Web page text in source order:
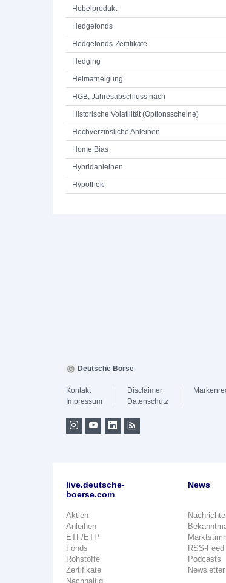
Hebelprodukt
Hedgefonds
Hedgefonds-Zertifikate
Hedging
Heimatneigung
HGB, Jahresabschluss nach
Historische Volatilität (Optionsscheine)
Hochverzinsliche Anleihen
Home Bias
Hybridanleihen
Hypothek
Deutsche Börse
Kontakt
Impressum
Disclaimer
Datenschutz
live.deutsche-
boerse.com
Aktien
Anleihen
ETF/ETP
Fonds
Rohstoffe
Zertifikate
Nachhaltig
News
RSS-Feed
Podcasts
Newsletter